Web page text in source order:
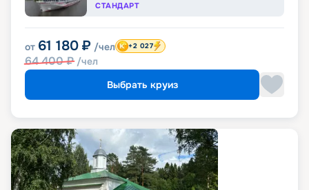
СТАНДАРТ
от 61 180 ₽ /чел
64 400₽ /чел
+2 027
Выбрать круиз